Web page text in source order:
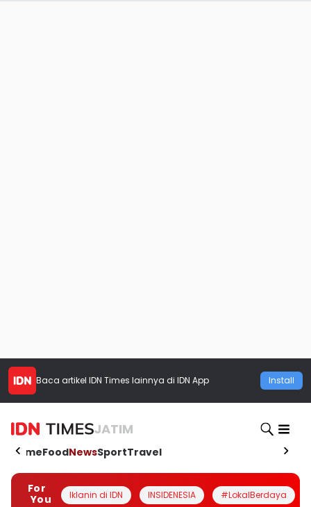
Baca artikel IDN Times lainnya di IDN App Install
JATIM
HomeFoodNewsSportTravel
For
You
Iklanin di IDN INSIDENESIA #LokalBerdaya